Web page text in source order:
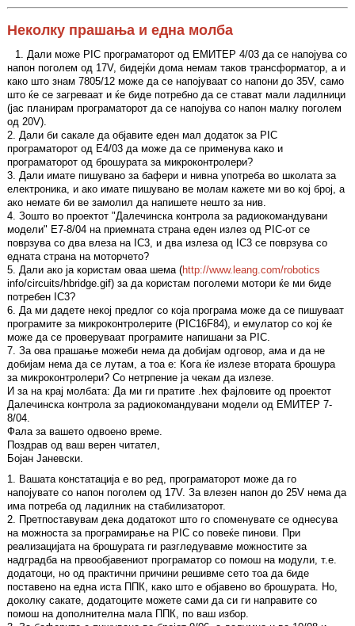
Неколку прашања и една молба
1. Дали може PIC програматорот од ЕМИТЕР 4/03 да се напојува со
напон поголем од 17V, бидејќи дома немам таков трансформатор, а и
како што знам 7805/12 може да се напојуваат со напони до 35V, само
што ќе се загреваат и ќе биде потребно да се стават мали ладилници
(јас планирам програматорот да се напојува со напон малку поголем
од 20V).
2. Дали би сакале да објавите еден мал додаток за PIC
програматорот од Е4/03 да може да се применува како и
програматорот од брошурата за микроконтролери?
3. Дали имате пишувано за бафери и нивна употреба во школата за
електроника, и ако имате пишувано ве молам кажете ми во кој број, а
ако немате би ве замолил да напишете нешто за нив.
4. Зошто во проектот "Далечинска контрола за радиокомандувани
модели" Е7-8/04 на приемната страна еден излез од PIC-от се
поврзува со два влеза на IC3, и два излеза од IC3 се поврзува со
едната страна на моторчето?
5. Дали ако ја користам оваа шема (http://www.leang.com/robotics
info/circuits/hbridge.gif) за да користам поголеми мотори ќе ми биде
потребен IC3?
6. Да ми дадете некој предлог со која програма може да се пишуваат
програмите за микроконтролерите (PIC16F84), и емулатор со кој ќе
може да се проверуваат програмите напишани за PIC.
7. За ова прашање можеби нема да добијам одговор, ама и да не
добијам нема да се лутам, а тоа е: Кога ќе излезе втората брошура
за микроконтролери? Со нетрпение ја чекам да излезе.
И за на крај молбата: Да ми ги пратите .hex фајловите од проектот
Далечинска контрола за радиокомандувани модели од ЕМИТЕР 7-
8/04.
Фала за вашето одвоено време.
Поздрав од ваш верен читател,
Бојан Јаневски.
1. Вашата констатација е во ред, програматорот може да го
напојувате со напон поголем од 17V. За влезен напон до 25V нема да
има потреба од ладилник на стабилизаторот.
2. Претпоставувам дека додатокот што го споменувате се однесува
на можноста за програмирање на PIC со повеќе пинови. При
реализацијата на брошурата ги разгледувавме можностите за
надградба на првообјавениот програматор со помош на модули, т.е.
додатоци, но од практични причини решивме сето тоа да биде
поставено на една иста ППК, како што е објавено во брошурата. Но,
доколку сакате, додатоците можете сами да си ги направите со
помош на дополнителна мала ППК, по ваш избор.